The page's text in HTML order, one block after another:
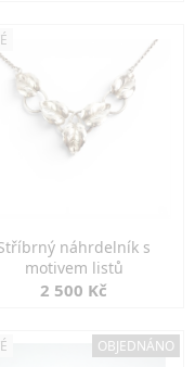
náhrdelník s
motivem listů
2 500 Kč
OBJEDNÁNO